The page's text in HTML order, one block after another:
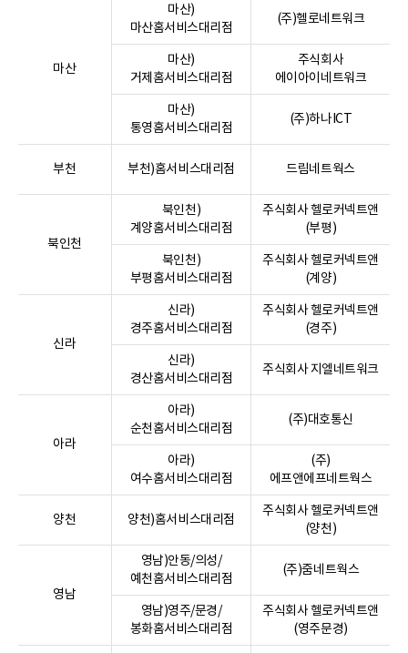
마산
마산)
마산홈서비스대리점
(주)헬로네트워크
마산)
거제홈서비스대리점
주식회사
에이아이네트워크
마산)
통영홈서비스대리점
(주)하나ICT
부천 부천)홈서비스대리점 드림네트웍스
북인천
북인천)
계양홈서비스대리점
주식회사 헬로커넥트앤
(부평)
북인천)
부평홈서비스대리점
주식회사 헬로커넥트앤
(계양)
신라
신라)
경주홈서비스대리점
주식회사 헬로커넥트앤
(경주)
신라)
경산홈서비스대리점
주식회사 지엘네트워크
아라
아라)
순천홈서비스대리점
(주)대호통신
아라)
여수홈서비스대리점
(주)
에프앤에프네트웍스
양천 양천)홈서비스대리점
주식회사 헬로커넥트앤
(양천)
영남
영남)안동/의성/
예천홈서비스대리점
(주)줌네트웍스
영남)영주/문경/
봉화홈서비스대리점
주식회사 헬로커넥트앤
(영주문경)